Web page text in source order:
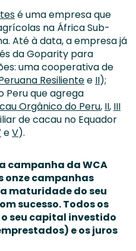
é uma empresa que
na África Sub-
Até à data, a empresa já
da Goparity para
uma cooperativa de
Resilientee II);
Peru que agrega
Orgânico do Peru, II, III
de cacau no Equador
eV).
campanha da WCA
onze campanhas
maturidade do seu
sucesso. Todos os
seu capital investido
e os juros